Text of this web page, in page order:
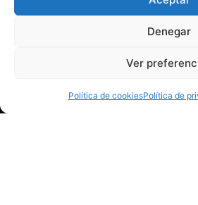
Denegar
Ver
Política de cookiesPolítica de